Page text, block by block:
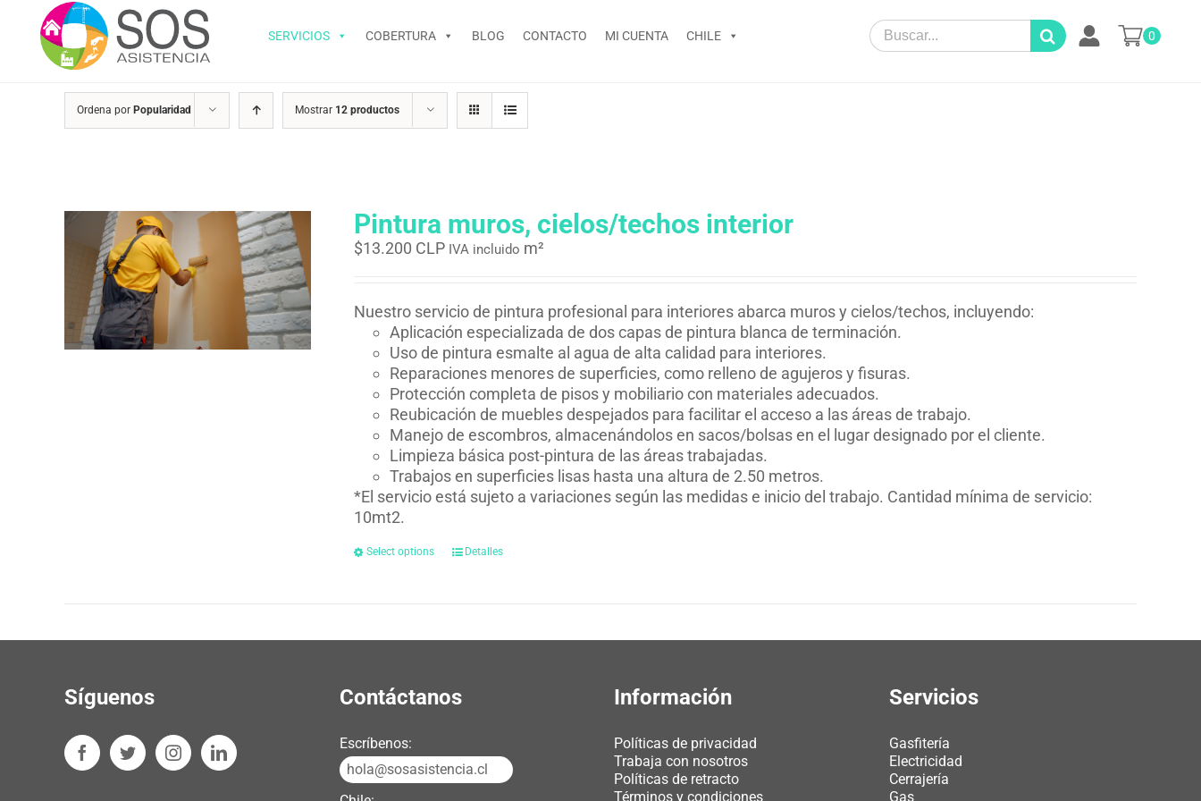
contenido
SERVICIOS COBERTURA BLOG CONTACTO MI CUENTA CHILE
Search
for:
0
Ordena por Popularidad Mostrar 12 productos
Pintura muros, cielos/techos interior
$13.200 CLP IVA incluido m²
Nuestro servicio de pintura profesional para interiores abarca muros y cielos/techos, incluyendo:
Aplicación especializada de dos capas de pintura blanca de terminación.
Uso de pintura esmalte al agua de alta calidad para interiores.
Reparaciones menores de superficies, como relleno de agujeros y fisuras.
Protección completa de pisos y mobiliario con materiales adecuados.
Reubicación de muebles despejados para facilitar el acceso a las áreas de trabajo.
Manejo de escombros, almacenándolos en sacos/bolsas en el lugar designado por el cliente.
Limpieza básica post-pintura de las áreas trabajadas.
Trabajos en superficies lisas hasta una altura de 2.50 metros.
*El servicio está sujeto a variaciones según las medidas e inicio del trabajo. Cantidad mínima de servicio:
10mt2.
Select options Detalles
Síguenos Contáctanos
Escríbenos:
hola@sosasistencia.cl
Información
Políticas de privacidad
Trabaja con nosotros
Políticas de retracto
Términos y condiciones
Servicios
Gasfitería
Electricidad
Cerrajería
Gas